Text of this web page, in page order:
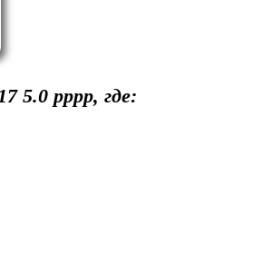
5.0 pppp, где: